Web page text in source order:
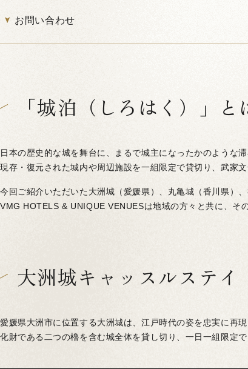
お問い合わせ
「城泊（しろはく）」と
日本の歴史的な城を舞台に、まるで城主になったかのような
現存・復元された城内や周辺施設を一組限定で貸切り、武家
今回ご紹介いただいた大洲城（愛媛県）、丸亀城（香川県）
VMG HOTELS & UNIQUE VENUESは地域の方々と共に、そ
大洲城キャッスルステイ
愛媛県大洲市に位置する大洲城は、江戸時代の姿を忠実に再
化財である二つの櫓を含む城全体を貸し切り、一日一組限定